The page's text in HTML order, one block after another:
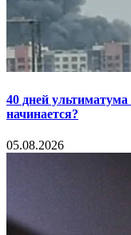
40 дней ультиматума
начинается?
05.08.2026